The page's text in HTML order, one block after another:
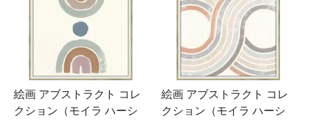
絵画 アブストラクト コレ
クション（モイラ ハーシ
絵画 アブストラクト コレ
クション（モイラ ハーシ